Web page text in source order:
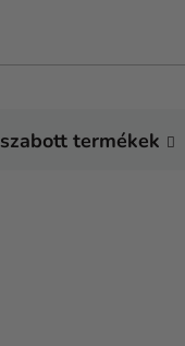
termékek